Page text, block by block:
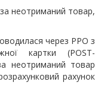
неотриманий товар,
через РРО з
картки (POST-
неотриманий товар
рахунок